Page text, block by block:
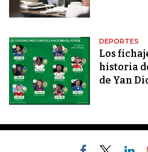
DEPORTES
Los
historia
de Yan